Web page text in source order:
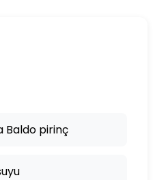
Baldo pirinç